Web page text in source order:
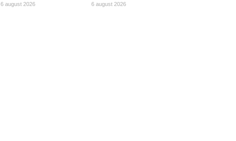
6 august 2026 6 august 2026